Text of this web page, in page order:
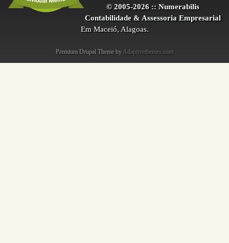
© 2005-2026 :: Numerabilis
Contabilidade & Assessoria Empresarial
Em Maceió, Alagoas.
Premium Drupal Theme by Adaptivethemes.com